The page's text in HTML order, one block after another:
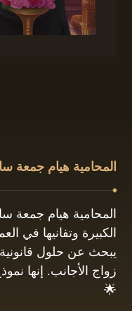
المحامية هيام جمعة
المحامية هيام جمعة
الكبيرة وتفانيها في
يبحث عن حلول
زواج الأجانب. إنها
🌟